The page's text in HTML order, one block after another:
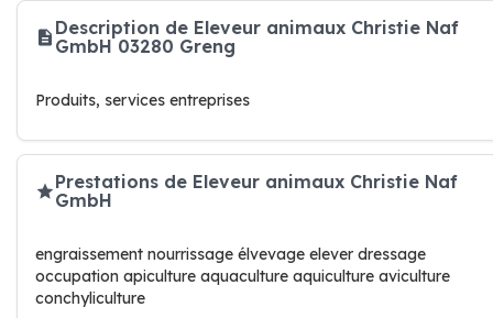
Description de Eleveur animaux Christie Naf
GmbH 03280 Greng
Produits, services entreprises
Prestations de Eleveur animaux Christie Naf
GmbH
engraissement nourrissage élvevage elever dressage
occupation apiculture aquaculture aquiculture aviculture
conchyliculture